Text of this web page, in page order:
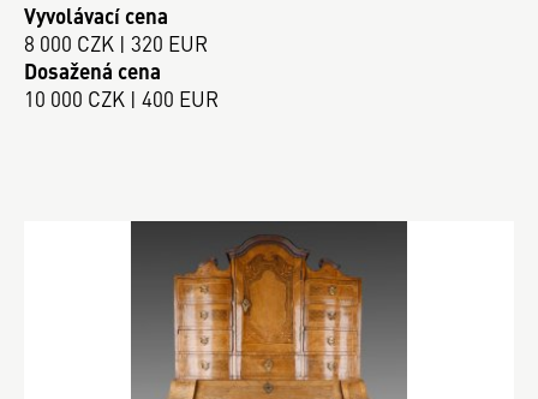
Vyvolávací cena
8 000 CZK | 320 EUR
Dosažená cena
10 000 CZK | 400 EUR